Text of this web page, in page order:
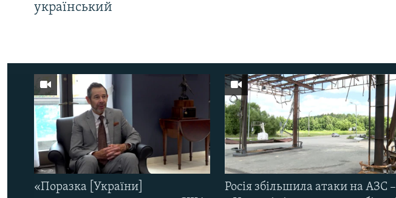
український
«Поразка [України]
Росія збільшила атаки на АЗС –